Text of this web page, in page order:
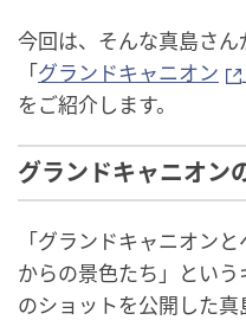
今回は、そんな真島さ
「グランドキャニオン
をご紹介します。
グランドキャニオン
「グランドキャニオン
からの景色たち」とい
のショットを公開した真